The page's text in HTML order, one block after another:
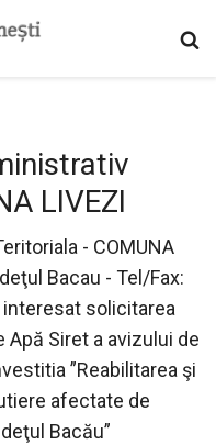
LIVEZI
- COMUNA
Bacau - Tel/Fax:
solicitarea
Apă Siret a avizului de
”Reabilitarea şi
afectate de
Bacău”